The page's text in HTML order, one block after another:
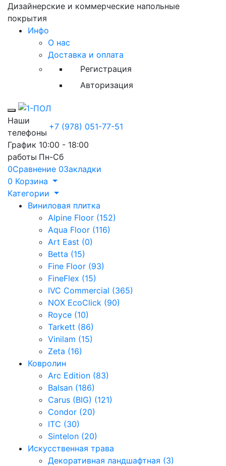
Дизайнерские и коммерческие напольные
покрытия
Инфо
О нас
Доставка и оплата
Регистрация
Авторизация
Toggle mobile menu
Наши
телефоны
+7 (978) 051-77-51
График
работы
10:00 - 18:00
Пн-Сб
0Сравнение 0Закладки
0 Корзина
Категории
Виниловая плитка
Alpine Floor (152)
Aqua Floor (116)
Art East (0)
Betta (15)
Fine Floor (93)
FineFlex (15)
IVC Commercial (365)
NOX EcoClick (90)
Royce (10)
Tarkett (86)
Vinilam (15)
Zeta (16)
Ковролин
Arc Edition (83)
Balsan (186)
Carus (BIG) (121)
Condor (20)
ITC (30)
Sintelon (20)
Искусственная трава
Декоративная ландшафтная (3)